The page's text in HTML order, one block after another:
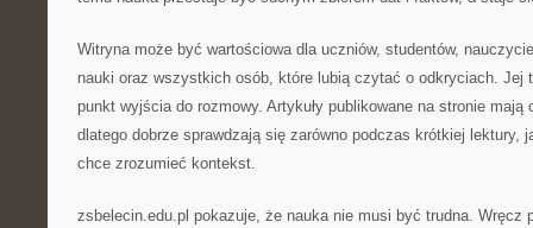
Witryna może być wartościowa dla uczniów, studentów,
nauki oraz wszystkich osób, które lubią czytać o odkryciach. Jej
punkt wyjścia do rozmowy. Artykuły publikowane na stronie mają
dlatego dobrze sprawdzają się zarówno podczas krótkiej lektury,
chce zrozumieć kontekst.
zsbelecin.edu.pl pokazuje, że nauka nie musi być trudna.